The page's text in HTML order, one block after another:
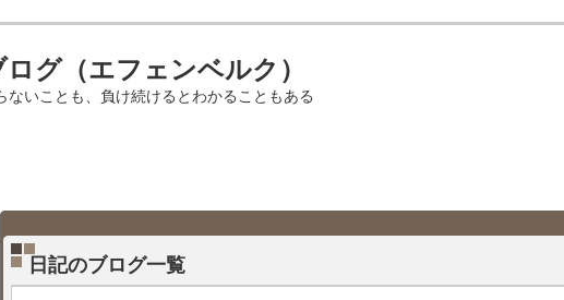
グ（エフェンベルク）
ないことも、負け続けるとわかることもある
日記のブログ一覧